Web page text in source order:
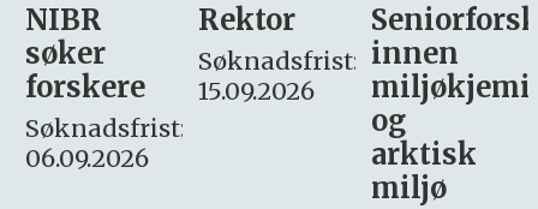
Rektor
Søknadsfrist:
15.09.2026
Seniorforsker
innen
miljøkjemi
søker
– fast
Søknadsfrist:
16. august.